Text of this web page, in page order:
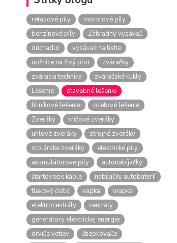
retazové píly
motorové píly
benzínové píly
Záhradný vysávač
dúchadlo
vysávač na lístie
nožnice na živý plot
zváračky
zváracia technika
zváračské kukly
Lešenie
stavebné lešenie
hliníkové lešenie
oceľové lešenie
Zveráky
krížové zveráky
uhlové zveráky
strojné zveráky
stolárske zveráky
elektrické píly
akumulátorové píly
autonabíjačky
štartovacie káble
nabíjačky autobateríí
tlakový čistič
vapka
wapka
elektrocentrály
centrály
generátory elektrickej energie
drviče vetiev
štiepkovače